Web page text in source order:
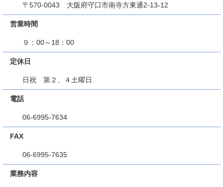
〒570-0043 大阪府守口市南寺方東通2-13-12
営業時間
９：00～18：00
定休日
日祝 第２、４土曜日
電話
06-6995-7634
FAX
06-6995-7635
業務内容